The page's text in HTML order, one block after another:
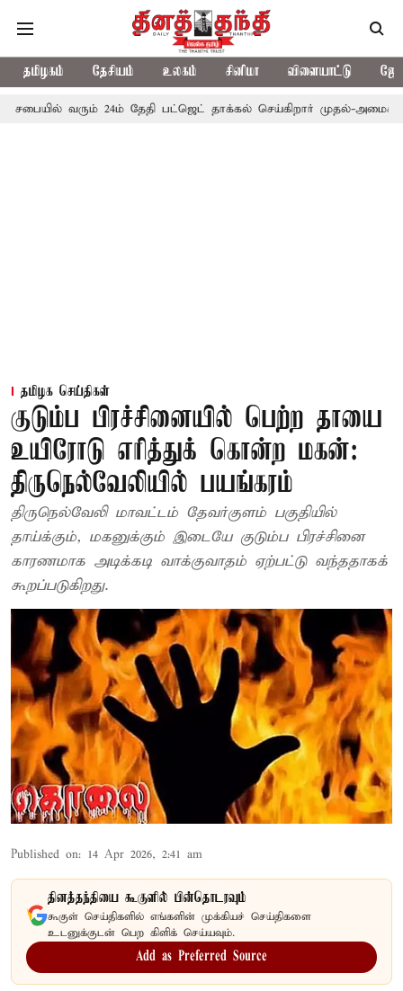
தமிழகம் தேசியம் உலகம் சினிமா விளையாட்டு
வரும் 24ம் தேதி பட்ஜெட் தாக்கல் செய்கிறார் முதல்-அமைச்சர்
தமிழக செய்திகள்
குடும்ப பிரச்சினையில் பெற்ற தாயை
உயிரோடு எரித்துக் கொன்ற மகன்:
திருநெல்வேலியில் பயங்கரம்
திருநெல்வேலி மாவட்டம் தேவர்குளம் பகுதியில்
தாய்க்கும், மகனுக்கும் இடையே குடும்ப பிரச்சினை
காரணமாக அடிக்கடி வாக்குவாதம் ஏற்பட்டு வந்ததாகக்
கூறப்படுகிறது.
Published on: 14 Apr 2026, 2:41 am
தினத்தந்தியை கூகுளில் பின்தொடரவும்
கூகுள் செய்திகளில் எங்களின் முக்கியச் செய்திகளை
உடனுக்குடன் பெற கிளிக் செய்யவும்.
Add as Preferred Source